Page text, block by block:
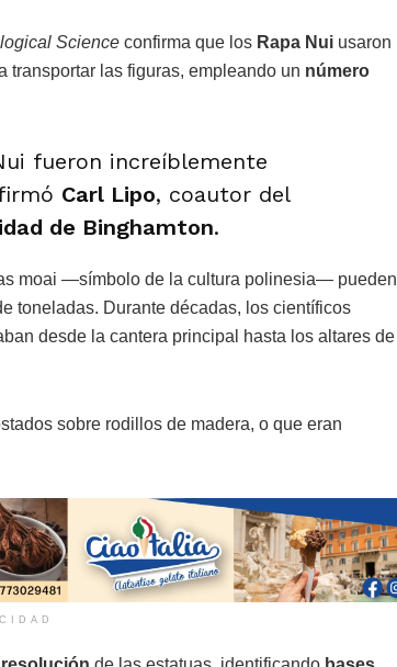
Science confirma que los Rapa Nui usaron
transportar las figuras, empleando un número
fueron increíblemente
Carl Lipo, coautor del
de Binghamton.
moai —símbolo de la cultura polinesia— pueden
toneladas. Durante décadas, los científicos
desde la cantera principal hasta los altares de
sobre rodillos de madera, o que eran